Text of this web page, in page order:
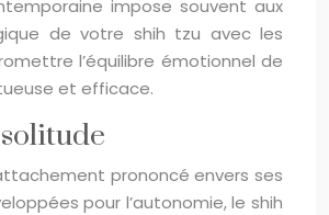
impose souvent aux
de votre shih tzu avec les
l’équilibre émotionnel de
et efficace.
prononcé envers ses
pour l’autonomie, le shih